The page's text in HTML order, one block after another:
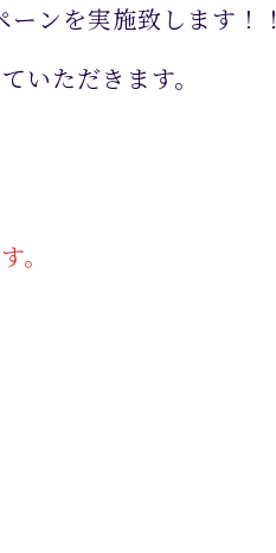
ンを実施致します！！
いただきます。
。